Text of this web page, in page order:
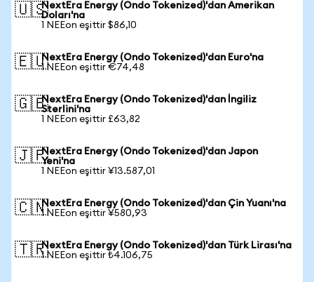
🇺🇸NextEra Energy (Ondo Tokenized)'dan Amerikan
Doları'na
1 NEEon eşittir $86,10
🇪🇺NextEra Energy (Ondo Tokenized)'dan Euro'na
1 NEEon eşittir €74,48
🇬🇧NextEra Energy (Ondo Tokenized)'dan İngiliz
Sterlini'na
1 NEEon eşittir £63,82
🇯🇵NextEra Energy (Ondo Tokenized)'dan Japon
Yeni'na
1 NEEon eşittir ¥13.587,01
🇨🇳NextEra Energy (Ondo Tokenized)'dan Çin Yuanı'na
1 NEEon eşittir ¥580,93
🇹🇷NextEra Energy (Ondo Tokenized)'dan Türk Lirası'na
1 NEEon eşittir ₺4.106,75